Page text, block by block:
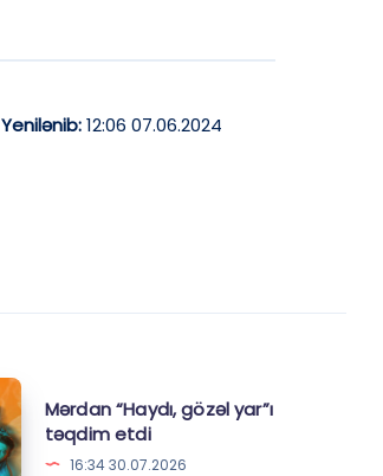
Yenilənib:12:06 07.06.2024
Mərdan “Haydı, gözəl yar”ı
təqdim etdi
16:34 30.07.2026